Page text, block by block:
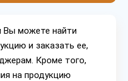
Вы можете найти
и заказать ее,
Кроме того,
на продукцию